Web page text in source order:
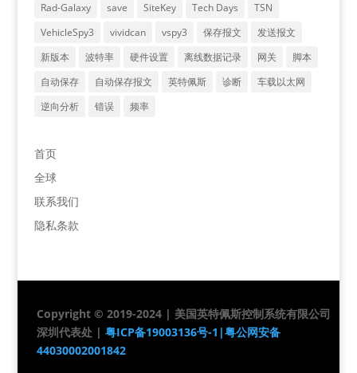
Rad-Galaxy
save SiteKey Tech Days
TSN
VehicleSpy3
vividcan vspy3 保存报文
发送报文
新版本
波特率 硬件设置 离线数据记录 网关
脚本
自动保存
自动保存报文 英特佩斯 诊断
车载以太网
逆向分析
错误 频率
首页
全球
联系我们
隐私条款
Copyright © 2019-2024 | 美国英特佩斯控制系统有限公司
深圳代表处 | 粤ICP备19003136号-1|粤公网安备
44030002001842